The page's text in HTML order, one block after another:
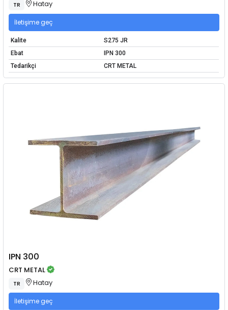
TR Hatay
İletişime geç
Kalite
S275 JR
Ebat
IPN 300
Tedarikçi
CRT METAL
IPN 300
CRT METAL
TR Hatay
İletişime geç